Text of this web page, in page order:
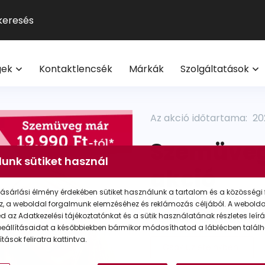
Kontaktlencsék Márkák Szolgáltatások
akció 20% I Vision Express Webshop
online | Vision Express webshop
Olvasó- és
Tippek a
GYIK
Polaroid
Kollekciók
Napszemüveg Outlet
Törzsvásárlói ajánlatok
Ray-Ban
Világmárkák
Az akció időtartama:
akció
Viseljen olyan
elismerő pillantásokat!
sütiket használ
élmény érdekében sütiket használunk a tartalom és a közösségi
a weboldal forgalmunk elemzéséhez és reklámozás céljából. A
az Adatkezelési tájékoztatónkat és a sütik használatának részletes
a későbbiekben bármikor módosíthatod a láblécben
feliratra kattintva.